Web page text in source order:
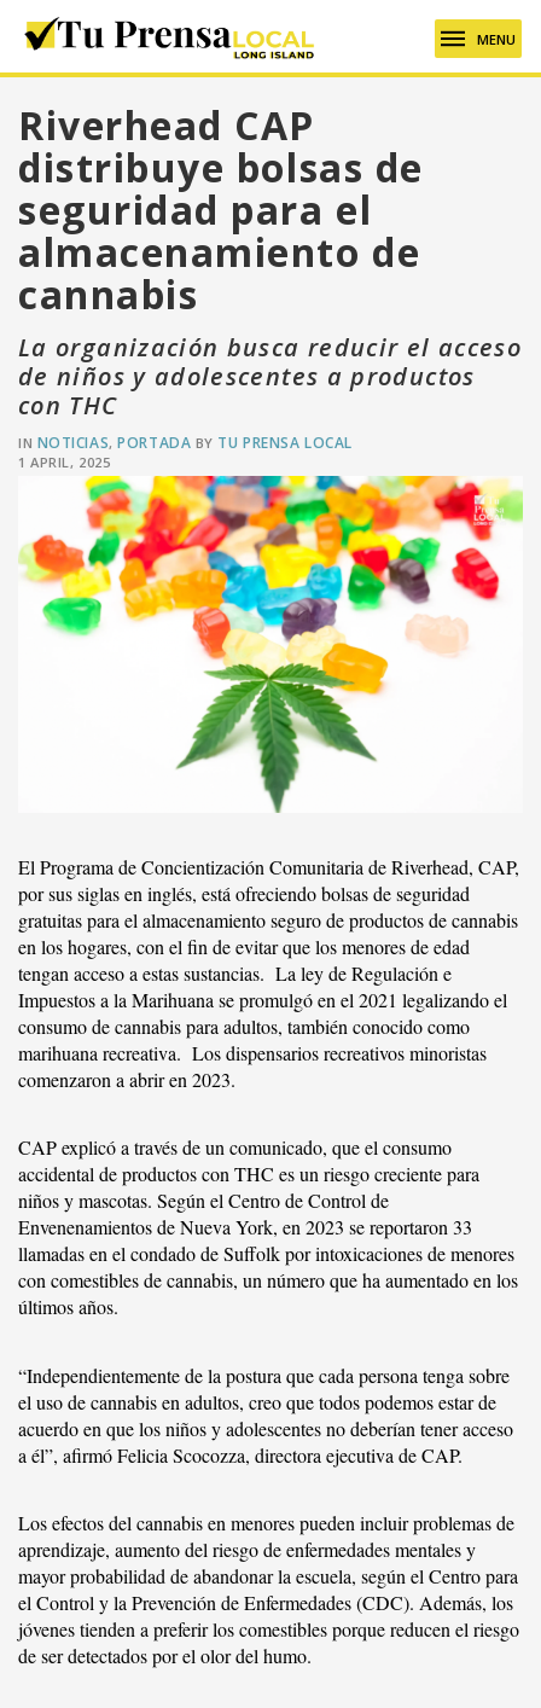
MENU
Riverhead CAP
distribuye bolsas de
seguridad para el
almacenamiento de
cannabis
La organización busca reducir el acceso
de niños y adolescentes a productos
con THC
IN NOTICIAS,PORTADA BY TU PRENSA LOCAL
1 APRIL, 2025
El Programa de Concientización Comunitaria de Riverhead, CAP,
por sus siglas en inglés, está ofreciendo bolsas de seguridad
gratuitas para el almacenamiento seguro de productos de cannabis
en los hogares, con el fin de evitar que los menores de edad
tengan acceso a estas sustancias. La ley de Regulación e
Impuestos a la Marihuana se promulgó en el 2021 legalizando el
consumo de cannabis para adultos, también conocido como
marihuana recreativa. Los dispensarios recreativos minoristas
comenzaron a abrir en 2023.
CAP explicó a través de un comunicado, que el consumo
accidental de productos con THC es un riesgo creciente para
niños y mascotas. Según el Centro de Control de
Envenenamientos de Nueva York, en 2023 se reportaron 33
llamadas en el condado de Suffolk por intoxicaciones de menores
con comestibles de cannabis, un número que ha aumentado en los
últimos años.
“Independientemente de la postura que cada persona tenga sobre
el uso de cannabis en adultos, creo que todos podemos estar de
acuerdo en que los niños y adolescentes no deberían tener acceso
a él”, afirmó Felicia Scocozza, directora ejecutiva de CAP.
Los efectos del cannabis en menores pueden incluir problemas de
aprendizaje, aumento del riesgo de enfermedades mentales y
mayor probabilidad de abandonar la escuela, según el Centro para
el Control y la Prevención de Enfermedades (CDC). Además, los
jóvenes tienden a preferir los comestibles porque reducen el riesgo
de ser detectados por el olor del humo.